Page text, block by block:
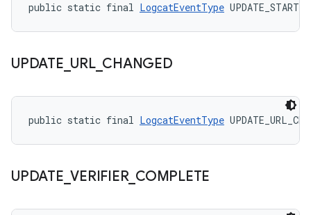
public static final LogcatEventType UPDATE_START
UPDATE URL_ CHANGED
public static final LogcatEventType
UPDATE _VERIFIER_ COMPLETE